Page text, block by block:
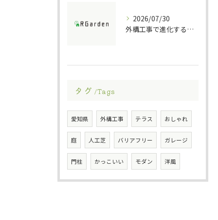
2026/07/30
外構工事で進化する防犯ポストの技術
タグ Tags
愛知県 外構工事 テラス おしゃれ
庭 人工芝 バリアフリー ガレージ
門柱 かっこいい モダン 洋風